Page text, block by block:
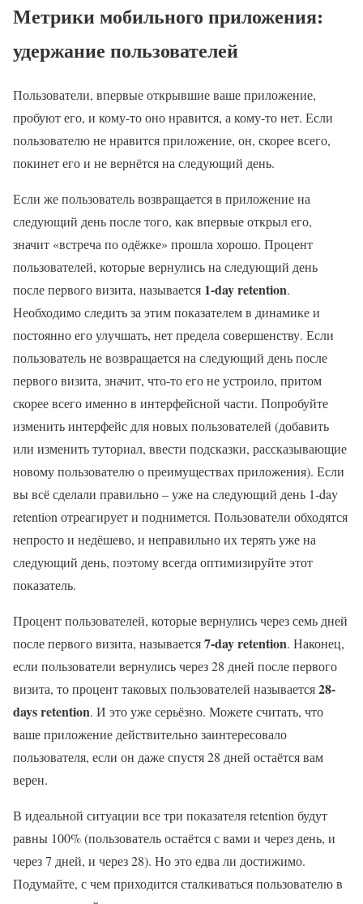
Метрики мобильного приложения:
удержание пользователей
Пользователи, впервые открывшие ваше приложение,
пробуют его, и кому-то оно нравится, а кому-то нет. Если
пользователю не нравится приложение, он, скорее всего,
покинет его и не вернётся на следующий день.
Если же пользователь возвращается в приложение на
следующий день после того, как впервые открыл его,
значит «встреча по одёжке» прошла хорошо. Процент
пользователей, которые вернулись на следующий день
после первого визита, называется 1-day retention.
Необходимо следить за этим показателем в динамике и
постоянно его улучшать, нет предела совершенству. Если
пользователь не возвращается на следующий день после
первого визита, значит, что-то его не устроило, притом
скорее всего именно в интерфейсной части. Попробуйте
изменить интерфейс для новых пользователей (добавить
или изменить туториал, ввести подсказки, рассказывающие
новому пользователю о преимуществах приложения). Если
вы всё сделали правильно – уже на следующий день 1-day
retention отреагирует и поднимется. Пользователи обходятся
непросто и недёшево, и неправильно их терять уже на
следующий день, поэтому всегда оптимизируйте этот
показатель.
Процент пользователей, которые вернулись через семь дней
после первого визита, называется7-day retention. Наконец,
если пользователи вернулись через 28 дней после первого
визита, то процент таковых пользователей называется28-
days retention. И это уже серьёзно. Можете считать, что
ваше приложение действительно заинтересовало
пользователя, если он даже спустя 28 дней остаётся вам
верен.
В идеальной ситуации все три показателя retention будут
равны 100% (пользователь остаётся с вами и через день, и
через 7 дней, и через 28). Но это едва ли достижимо.
Подумайте, с чем приходится сталкиваться пользователю в